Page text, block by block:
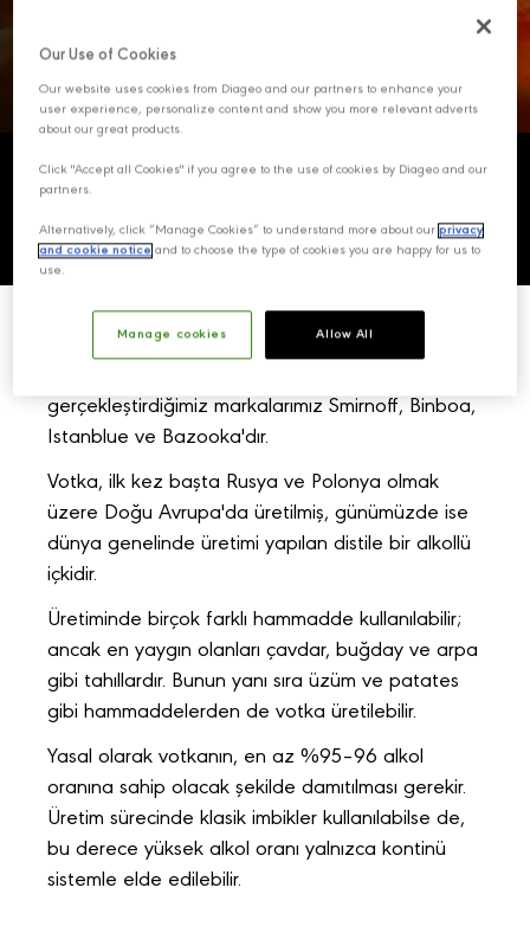
VOTKA
Genel Bakış
gerçekleştirdiğimiz markalarımız Smirnoff, Binboa,
Istanblue ve Bazooka'dır.
Votka, ilk kez başta Rusya ve Polonya olmak
üzere Doğu Avrupa'da üretilmiş, günümüzde ise
dünya genelinde üretimi yapılan distile bir alkollü
içkidir.
Üretiminde birçok farklı hammadde kullanılabilir;
ancak en yaygın olanları çavdar, buğday ve arpa
gibi tahıllardır. Bunun yanı sıra üzüm ve patates
gibi hammaddelerden de votka üretilebilir.
Yasal olarak votkanın, en az %95–96 alkol
oranına sahip olacak şekilde damıtılması gerekir.
Üretim sürecinde klasik imbikler kullanılabilse de,
bu derece yüksek alkol oranı yalnızca kontinü
sistemle elde edilebilir.
Our Use of Cookies
Our website uses cookies from Diageo and our partners to enhance your
user experience, personalize content and show you more relevant adverts
about our great products.
Click "Accept all Cookies" if you agree to the use of cookies by Diageo and our
partners.
Alternatively, click “Manage Cookies” to understand more about ourprivacy
and cookie notice and to choose the type of cookies you are happy for us to
use.
Manage cookies Allow All